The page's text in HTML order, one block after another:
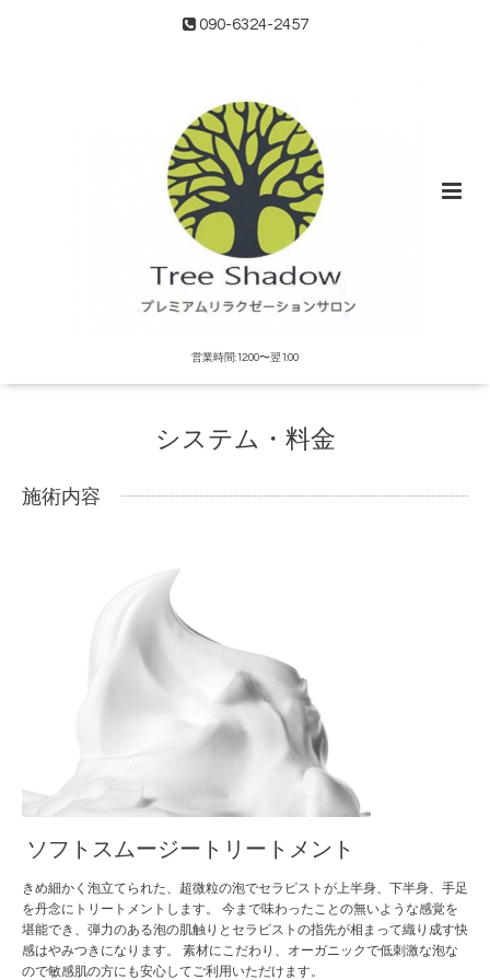
090-6324-2457
営業時間:12:00〜翌1:00
システム・料金
施術内容
ソフトスムージートリートメント
きめ細かく泡立てられた、超微粒の泡でセラピストが上半身、下半身、手足
を丹念にトリートメントします。 今まで味わったことの無いような感覚を
堪能でき、弾力のある泡の肌触りとセラピストの指先が相まって織り成す快
感はやみつきになります。 素材にこだわり、オーガニックで低刺激な泡な
ので敏感肌の方にも安心してご利用いただけます。